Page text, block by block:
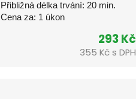
Přibližná délka trvání: 20 min.
Cena za: 1 úkon
293 Kč
355 Kč s DPH